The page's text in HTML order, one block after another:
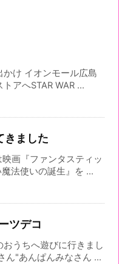
け イオンモール広島
アへSTAR WAR ...
きました
画『ファンタスティッ
法使いの誕生』を ...
ツデコ
うちへ遊びに行きまし
ん"あんぱんみなさん ...